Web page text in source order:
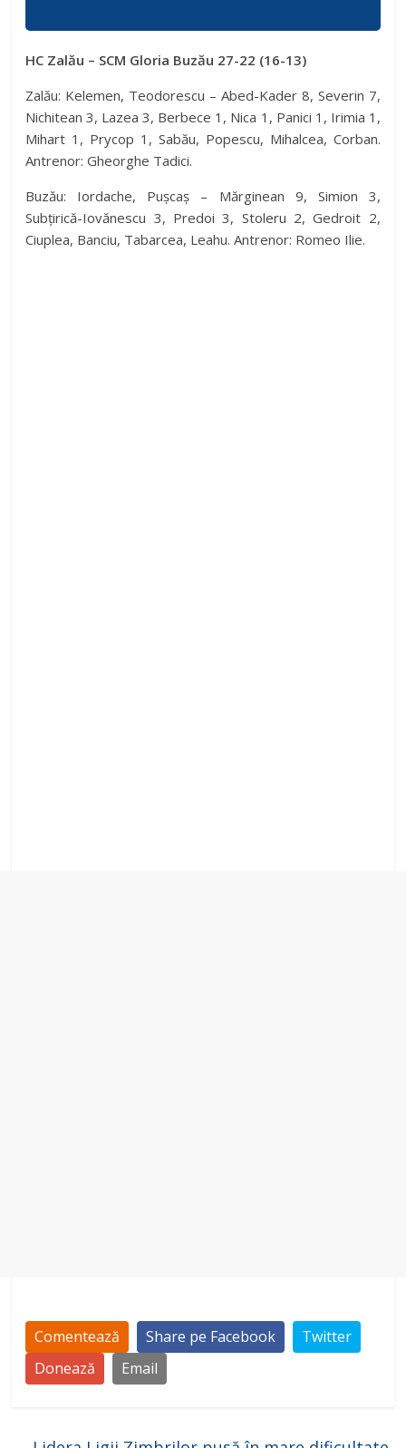
HC Zalău – SCM Gloria Buzău 27-22 (16-13)
Zalău: Kelemen, Teodorescu – Abed-Kader 8, Severin 7,
Nichitean 3, Lazea 3, Berbece 1, Nica 1, Panici 1, Irimia 1,
Mihart 1, Prycop 1, Sabău, Popescu, Mihalcea, Corban.
Antrenor: Gheorghe Tadici.
Buzău: Iordache, Pușcaș – Mărginean 9, Simion 3,
Subțirică-Iovănescu 3, Predoi 3, Stoleru 2, Gedroit 2,
Ciuplea, Banciu, Tabarcea, Leahu. Antrenor: Romeo Ilie.
Comentează Share pe Facebook
Twitter
Donează
Email